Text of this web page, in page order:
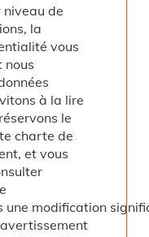
de
la
vous
nous
à la lire
le
charte de
et vous
une modification